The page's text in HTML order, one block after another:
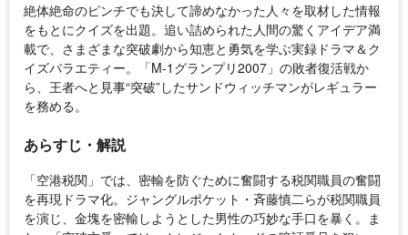
絶体絶命のピンチでも決して諦めなかった人々を取材した情報
をもとにクイズを出題。追い詰められた人間の驚くアイデア満
載で、さまざまな突破劇から知恵と勇気を学ぶ実録ドラマ＆ク
イズバラエティー。「M-1グランプリ2007」の敗者復活戦か
ら、王者へと見事“突破”したサンドウィッチマンがレギュラー
を務める。
あらすじ・解説
「空港税関」では、密輸を防ぐために奮闘する税関職員の奮闘
を再現ドラマ化。ジャングルポケット・斉藤慎二らが税関職員
を演じ、金塊を密輸しようとした男性の巧妙な手口を暴く。ま